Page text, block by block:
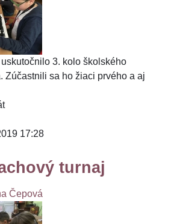
3. kolo školského
Zúčastnili sa ho žiaci prvého a aj
17:28
turnaj
Čepová